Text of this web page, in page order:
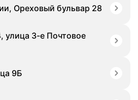
Ореховый бульвар 28
улица 3-е Почтовое
9Б